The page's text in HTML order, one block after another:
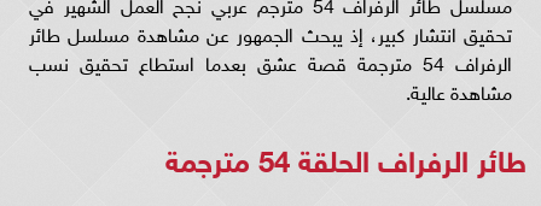
تحقيق انتشار كبير، إذ يبحث الجمهور عن مشاهدة مسلسل طائر
الرفراف 54 مترجمة قصة عشق بعدما استطاع تحقيق نسب
مشاهدة عالية.
طائر الرفراف الحلقة 54 مترجمة